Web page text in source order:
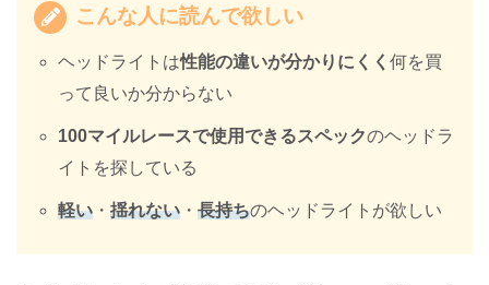
こんな人に読んで欲しい
ヘッドライトは性能の違いが分かりにくく何を買
って良いか分からない
100マイルレースで使用できるスペックのヘッドラ
イトを探している
軽い ・揺れない ・長持ちのヘッドライトが欲しい